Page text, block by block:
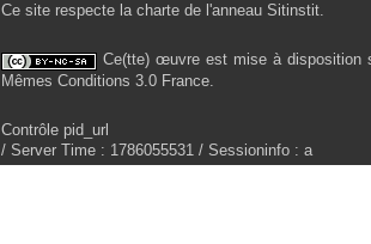
Ce site respecte la charte de l'anneau Sitinstit.
Ce(tte) œuvre est mise à disposition
Mêmes Conditions 3.0 France.
Contrôle pid_url
/ Server Time : 1786055531 / Sessioninfo : a